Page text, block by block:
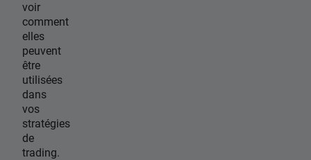
voir
comment
elles
peuvent
être
utilisées
dans
vos
stratégies
de
trading.